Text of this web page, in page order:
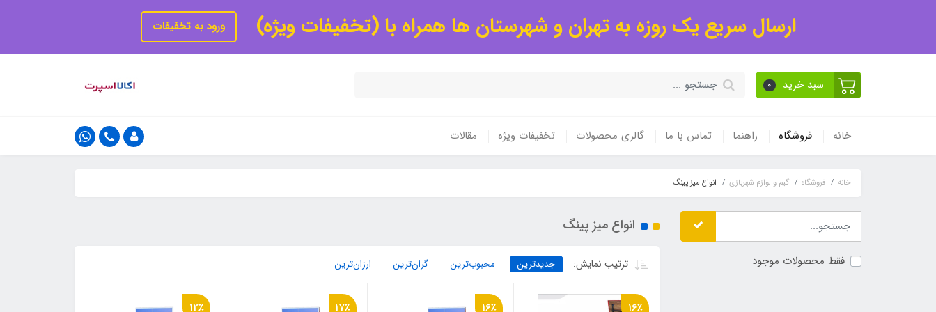
ارسال سریع یک روزه به تهران و شهرستان ها همراه با (تخفیفات ویژه) ورود به تخفیفات
سبد خرید 0
خانه فروشگاه راهنما تماس با ما گالری محصولات تخفیفات ویژه مقالات
خانه فروشگاه گیم و لوازم شهربازی انواع میز پینگ
فقط محصولات موجود
انواع میز پینگ
ترتیب نمایش: جدیدترین محبوب‌ترین گران‌ترین ارزان‌ترین
16٪ 16٪ 17٪ 12٪